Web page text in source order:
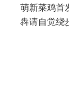
萌新菜鸡首
犇请自觉绕